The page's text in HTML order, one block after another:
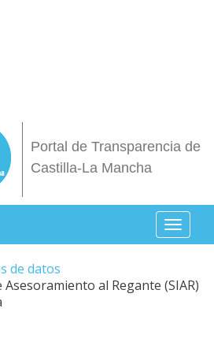
Portal de Transparencia de
Castilla-La Mancha
Toggle
de datos
al Regante (SIAR)